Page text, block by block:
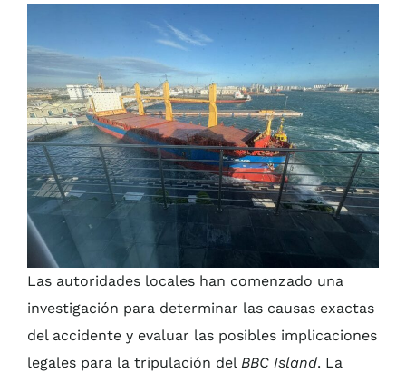
Las autoridades locales han comenzado una
investigación para determinar las causas exactas
del accidente y evaluar las posibles implicaciones
legales para la tripulación del BBC Island. La